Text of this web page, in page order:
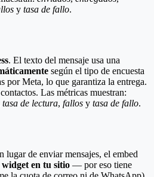
y tasa de fallo.
. El texto del mensaje usa una
según el tipo de encuesta
por Meta, lo que garantiza la entrega.
Las métricas muestran:
tasa de lectura, fallos y tasa de fallo.
lugar de enviar mensajes, el embed
widget en tu sitio — por eso tiene